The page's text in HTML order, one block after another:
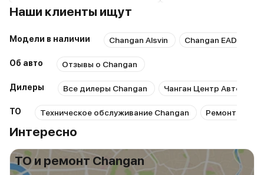
Наши клиенты ищут
Модели в наличии Changan Alsvin Changan EADO Plus
Об авто Отзывы о Changan
Дилеры Все дилеры Changan Чанган Центр
ТО Техническое обслуживание Changan Ремонт
Интересно
ТО и ремонт Changan